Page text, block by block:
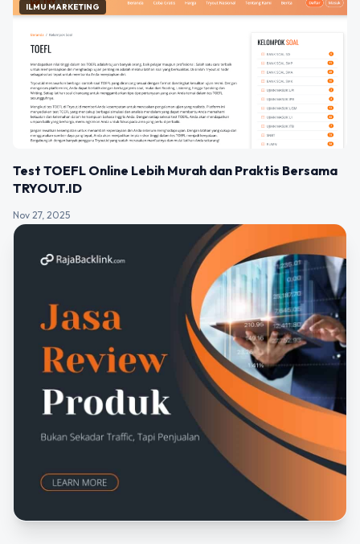
ILMU MARKETING
Test TOEFL Online Lebih Murah dan Praktis Bersama
TRYOUT.ID
Nov 27, 2025